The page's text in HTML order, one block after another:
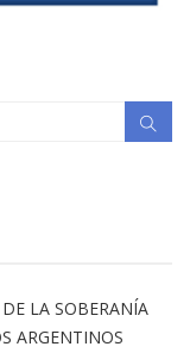
LA SOBERANÍA
ARGENTINOS